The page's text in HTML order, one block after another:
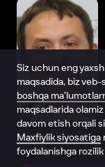
Vitaliy Shlyappo
Produser
Siz uchun eng
maqsadida, biz
boshqa
maqsadlarida
davom etish orqali
Maxfiylik siyosatiga
foydalanishga rozilik